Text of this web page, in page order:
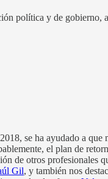
política y de
se ha ayudado a que
el plan de
de otros profesionales
Gil, y también nos